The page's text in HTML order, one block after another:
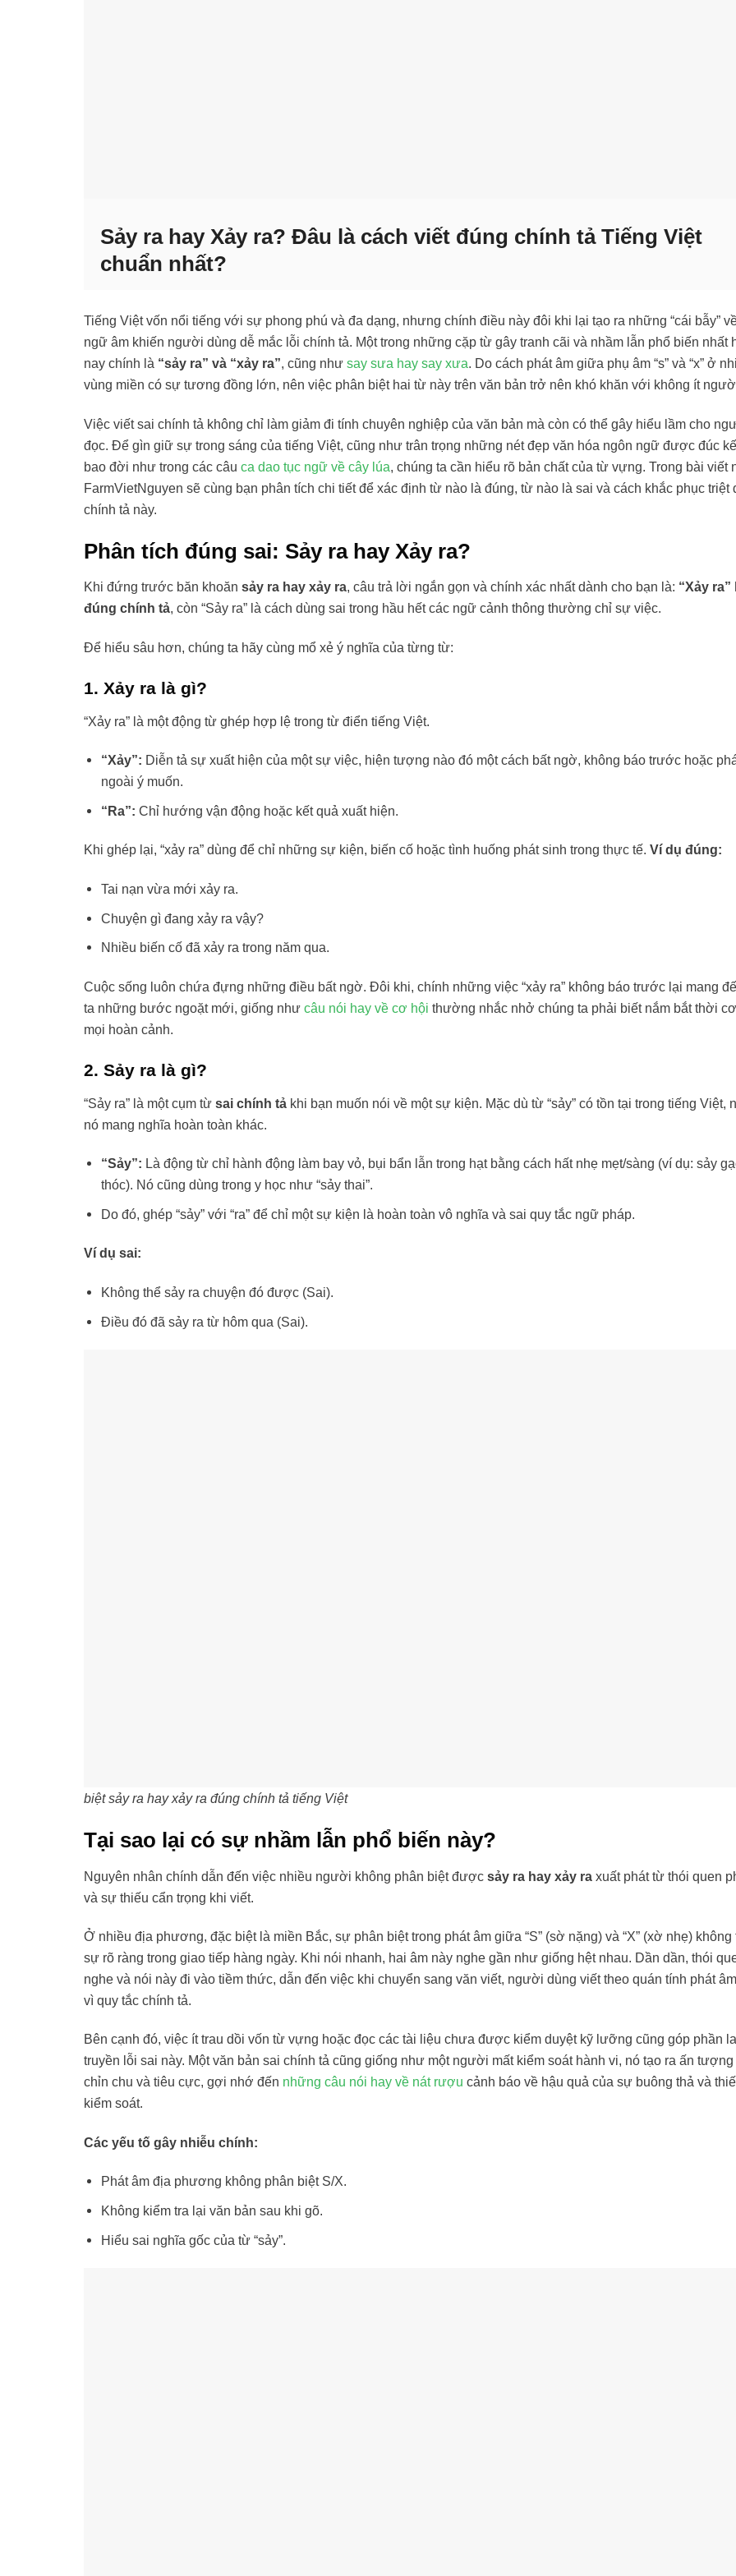
Sảy ra hay Xảy ra? Đâu là cách viết đúng chính tả Tiếng Việt
chuẩn nhất?
Tiếng Việt vốn nổi tiếng với sự phong phú và đa dạng, nhưng chính điều này đôi khi lại tạo ra những “cái bẫy”
ngữ âm khiến người dùng dễ mắc lỗi chính tả. Một trong những cặp từ gây tranh cãi và nhầm lẫn phổ biến nhất
nay chính là “sảy ra” và “xảy ra”, cũng như say sưa hay say xưa. Do cách phát âm giữa phụ âm “s” và “x” ở
vùng miền có sự tương đồng lớn, nên việc phân biệt hai từ này trên văn bản trở nên khó khăn với không ít
Việc viết sai chính tả không chỉ làm giảm đi tính chuyên nghiệp của văn bản mà còn có thể gây hiểu lầm cho
đọc. Để gìn giữ sự trong sáng của tiếng Việt, cũng như trân trọng những nét đẹp văn hóa ngôn ngữ được đúc
bao đời như trong các câu ca dao tục ngữ về cây lúa, chúng ta cần hiểu rõ bản chất của từ vựng. Trong bài viết
FarmVietNguyen sẽ cùng bạn phân tích chi tiết để xác định từ nào là đúng, từ nào là sai và cách khắc phục triệt
chính tả này.
Phân tích đúng sai: Sảy ra hay Xảy ra?
Khi đứng trước băn khoăn sảy ra hay xảy ra, câu trả lời ngắn gọn và chính xác nhất dành cho bạn là: “Xảy ra”
đúng chính tả, còn “Sảy ra” là cách dùng sai trong hầu hết các ngữ cảnh thông thường chỉ sự việc.
Để hiểu sâu hơn, chúng ta hãy cùng mổ xẻ ý nghĩa của từng từ:
1. Xảy ra là gì?
“Xảy ra” là một động từ ghép hợp lệ trong từ điển tiếng Việt.
“Xảy”: Diễn tả sự xuất hiện của một sự việc, hiện tượng nào đó một cách bất ngờ, không báo trước hoặc
ngoài ý muốn.
“Ra”: Chỉ hướng vận động hoặc kết quả xuất hiện.
Khi ghép lại, “xảy ra” dùng để chỉ những sự kiện, biến cố hoặc tình huống phát sinh trong thực tế. Ví dụ đúng:
Tai nạn vừa mới xảy ra.
Chuyện gì đang xảy ra vậy?
Nhiều biến cố đã xảy ra trong năm qua.
Cuộc sống luôn chứa đựng những điều bất ngờ. Đôi khi, chính những việc “xảy ra” không báo trước lại mang
ta những bước ngoặt mới, giống như câu nói hay về cơ hội thường nhắc nhở chúng ta phải biết nắm bắt thời
mọi hoàn cảnh.
2. Sảy ra là gì?
“Sảy ra” là một cụm từ sai chính tả khi bạn muốn nói về một sự kiện. Mặc dù từ “sảy” có tồn tại trong tiếng Việt,
nó mang nghĩa hoàn toàn khác.
“Sảy”: Là động từ chỉ hành động làm bay vỏ, bụi bẩn lẫn trong hạt bằng cách hất nhẹ mẹt/sàng (ví dụ: sảy
thóc). Nó cũng dùng trong y học như “sảy thai”.
Do đó, ghép “sảy” với “ra” để chỉ một sự kiện là hoàn toàn vô nghĩa và sai quy tắc ngữ pháp.
Ví dụ sai:
Không thể sảy ra chuyện đó được (Sai).
Điều đó đã sảy ra từ hôm qua (Sai).
biệt sảy ra hay xảy ra đúng chính tả tiếng Việt
Tại sao lại có sự nhầm lẫn phổ biến này?
Nguyên nhân chính dẫn đến việc nhiều người không phân biệt được sảy ra hay xảy ra xuất phát từ thói quen
và sự thiếu cẩn trọng khi viết.
Ở nhiều địa phương, đặc biệt là miền Bắc, sự phân biệt trong phát âm giữa “S” (sờ nặng) và “X” (xờ nhẹ)
sự rõ ràng trong giao tiếp hàng ngày. Khi nói nhanh, hai âm này nghe gần như giống hệt nhau. Dần dần, thói
nghe và nói này đi vào tiềm thức, dẫn đến việc khi chuyển sang văn viết, người dùng viết theo quán tính phát
vì quy tắc chính tả.
Bên cạnh đó, việc ít trau dồi vốn từ vựng hoặc đọc các tài liệu chưa được kiểm duyệt kỹ lưỡng cũng góp phần
truyền lỗi sai này. Một văn bản sai chính tả cũng giống như một người mất kiểm soát hành vi, nó tạo ra ấn
chỉn chu và tiêu cực, gợi nhớ đến những câu nói hay về nát rượu cảnh báo về hậu quả của sự buông thả và
kiểm soát.
Các yếu tố gây nhiễu chính:
Phát âm địa phương không phân biệt S/X.
Không kiểm tra lại văn bản sau khi gõ.
Hiểu sai nghĩa gốc của từ “sảy”.